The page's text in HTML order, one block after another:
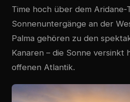
Time hoch über dem Aridane-
Sonnenuntergänge an der
Palma gehören zu den
Kanaren – die Sonne versinkt
offenen Atlantik.